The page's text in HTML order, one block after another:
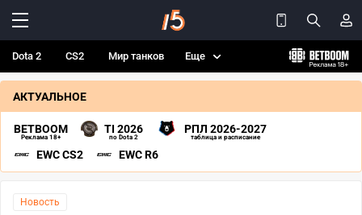
Dota 2 CS2 Мир танков Еще
АКТУАЛЬНОЕ
BETBOOM
Реклама 18+
TI 2026
по Dota 2
РПЛ 2026-2027
таблица и расписание
EWC CS2 EWC R6
Новость